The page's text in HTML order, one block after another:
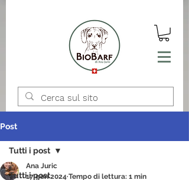
Post
Tutti i post
Tutti i post
Ana Juric
17 gen 2024 Tempo di lettura: 1 min